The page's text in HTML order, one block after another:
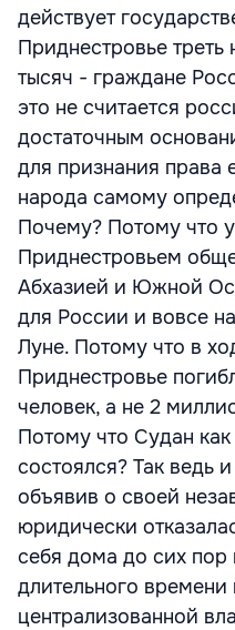
действует
Приднестровье треть
тысяч - граждане
это не считается
достаточным
для признания права
народа самому
Почему? Потому что
Приднестровьем
Абхазией и Южной
для России и вовсе
Луне. Потому что в
Приднестровье
человек, а не 2
Потому что Судан
состоялся? Так ведь
объявив о своей
юридически
себя дома до сих пор
длительного
централизованной